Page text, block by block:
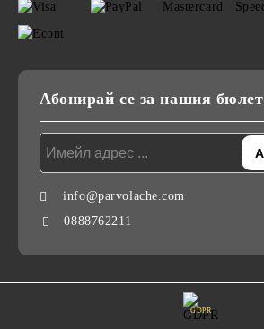
Абонирай се за нашия
info@parvolache.com
0888762211
GDPR